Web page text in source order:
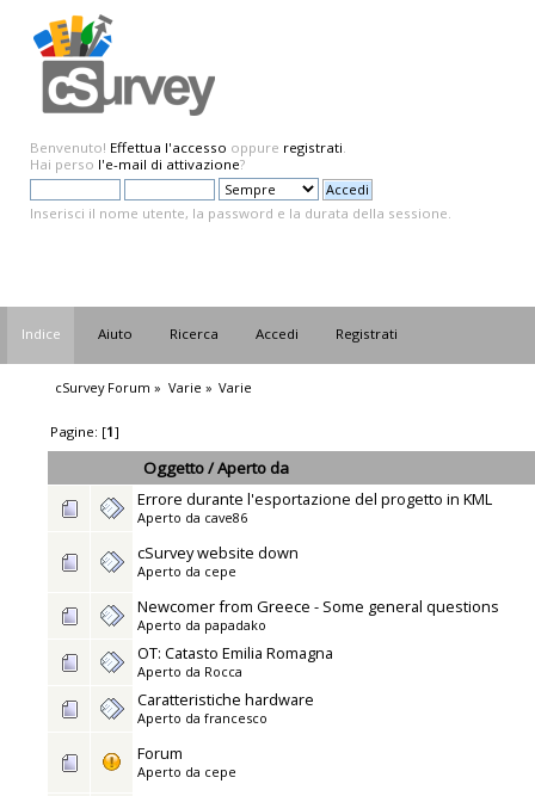
Benvenuto! Effettua l'accesso oppure registrati.
Hai perso l'e-mail di attivazione?
Inserisci il nome utente, la password e la durata della sessione.
Indice Aiuto Ricerca Accedi Registrati
cSurvey Forum » Varie » Varie
Pagine: [1]
Oggetto/Aperto da
Errore durante l'esportazione del progetto in KML
Aperto da cave86
cSurvey website down
Aperto da cepe
Newcomer from Greece - Some general questions
Aperto da papadako
OT: Catasto Emilia Romagna
Aperto da Rocca
Caratteristiche hardware
Aperto da francesco
Forum
Aperto da cepe